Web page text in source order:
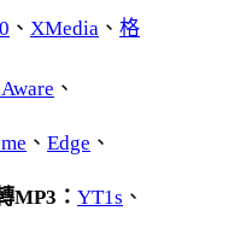
、 XMedia 、 格
、
、 Edge 、
MP3： YT1s 、